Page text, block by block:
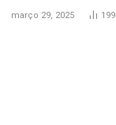
Lollapalooza: veja
março 29, 2025 199